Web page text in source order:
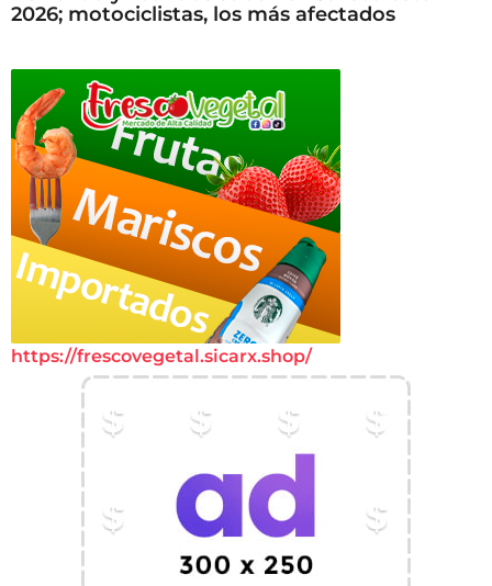
2026; motociclistas, los más afectados
https://frescovegetal.sicarx.shop/